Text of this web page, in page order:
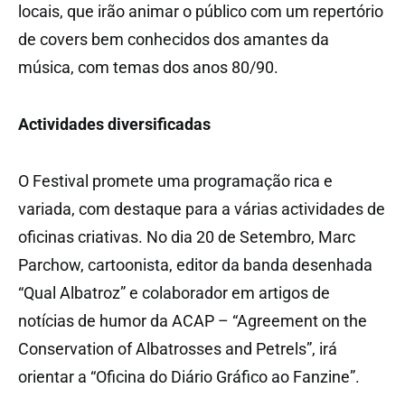
locais, que irão animar o público com um repertório
de covers bem conhecidos dos amantes da
música, com temas dos anos 80/90.
Actividades diversificadas
O Festival promete uma programação rica e
variada, com destaque para a várias actividades de
oficinas criativas. No dia 20 de Setembro, Marc
Parchow, cartoonista, editor da banda desenhada
“Qual Albatroz” e colaborador em artigos de
notícias de humor da ACAP – “Agreement on the
Conservation of Albatrosses and Petrels”, irá
orientar a “Oficina do Diário Gráfico ao Fanzine”.